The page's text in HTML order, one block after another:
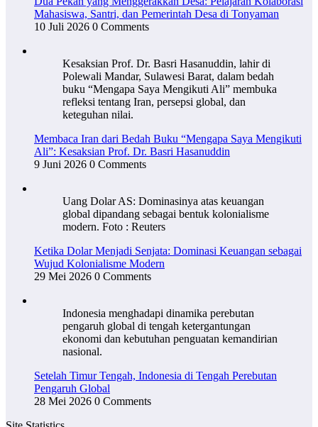
Mahasiswa, Santri, dan Pemerintah Desa di Tonyaman
10 Juli 2026 0 Comments
Kesaksian Prof. Dr. Basri Hasanuddin, lahir di
Polewali Mandar, Sulawesi Barat, dalam bedah
buku “Mengapa Saya Mengikuti Ali” membuka
refleksi tentang Iran, persepsi global, dan
keteguhan nilai.
Membaca Iran dari Bedah Buku “Mengapa Saya Mengikuti
Ali”: Kesaksian Prof. Dr. Basri Hasanuddin
9 Juni 2026 0 Comments
Uang Dolar AS: Dominasinya atas keuangan
global dipandang sebagai bentuk kolonialisme
modern. Foto : Reuters
Ketika Dolar Menjadi Senjata: Dominasi Keuangan sebagai
Wujud Kolonialisme Modern
29 Mei 2026 0 Comments
Indonesia menghadapi dinamika perebutan
pengaruh global di tengah ketergantungan
ekonomi dan kebutuhan penguatan kemandirian
nasional.
Setelah Timur Tengah, Indonesia di Tengah Perebutan
Pengaruh Global
28 Mei 2026 0 Comments